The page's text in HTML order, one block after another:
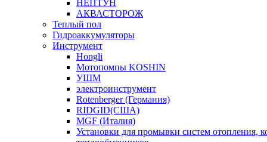
НЕПТУН
АКВАСТОРОЖ
Теплый пол
Гидроаккумуляторы
Инструмент
Hongli
Мотопомпы KOSHIN
УШМ
электроинструмент
Rotenberger (Германия)
RIDGID(США)
MGF (Италия)
Установки для промывки систем отопления,